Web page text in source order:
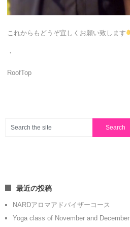
これからもどうぞ宜しくお願い致します
・
RoofTop
最近の投稿
NARDアロマアドバイザーコース
Yoga class of November and December